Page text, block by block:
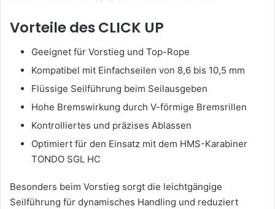
Vorteile des CLICK UP
Geeignet für Vorstieg und Top-Rope
Kompatibel mit Einfachseilen von 8,6 bis 10,5 mm
Flüssige Seilführung beim Seilausgeben
Hohe Bremswirkung durch V-förmige Bremsrillen
Kontrolliertes und präzises Ablassen
Optimiert für den Einsatz mit dem HMS-Karabiner
TONDO SGL HC
Besonders beim Vorstieg sorgt die leichtgängige
Seilführung für dynamisches Handling und reduziert